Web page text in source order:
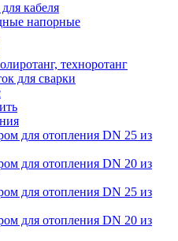
кабеля
напорные
техноротанг
для сварки
для отопления DN 25 из
для отопления DN 20 из
для отопления DN 25 из
для отопления DN 20 из